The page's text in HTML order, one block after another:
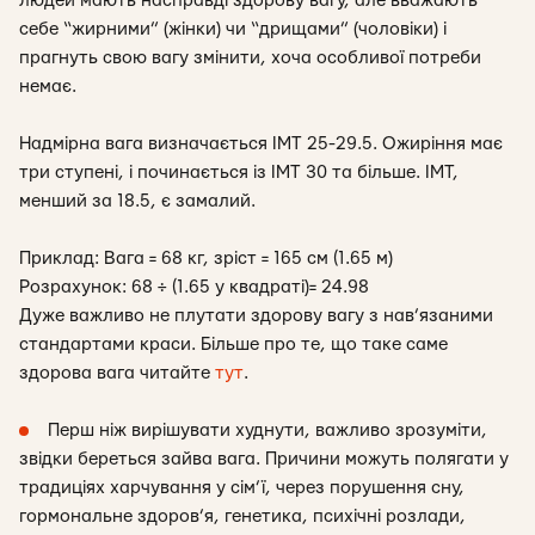
себе “жирними” (жінки) чи “дрищами” (чоловіки) і
прагнуть свою вагу змінити, хоча особливої потреби
немає.
Надмірна вага визначається ІМТ 25-29.5. Ожиріння має
три ступені, і починається із ІМТ 30 та більше. ІМТ,
менший за 18.5, є замалий.
Приклад: Вага = 68 кг, зріст = 165 см (1.65 м)
Розрахунок: 68 ÷ (1.65 у квадраті)= 24.98
Дуже важливо не плутати здорову вагу з нав’язаними
стандартами краси. Більше про те, що таке саме
здорова вага читайте тут.
Перш ніж вирішувати худнути, важливо зрозуміти,
звідки береться зайва вага. Причини можуть полягати у
традиціях харчування у сім’ї, через порушення сну,
гормональне здоров’я, генетика, психічні розлади,